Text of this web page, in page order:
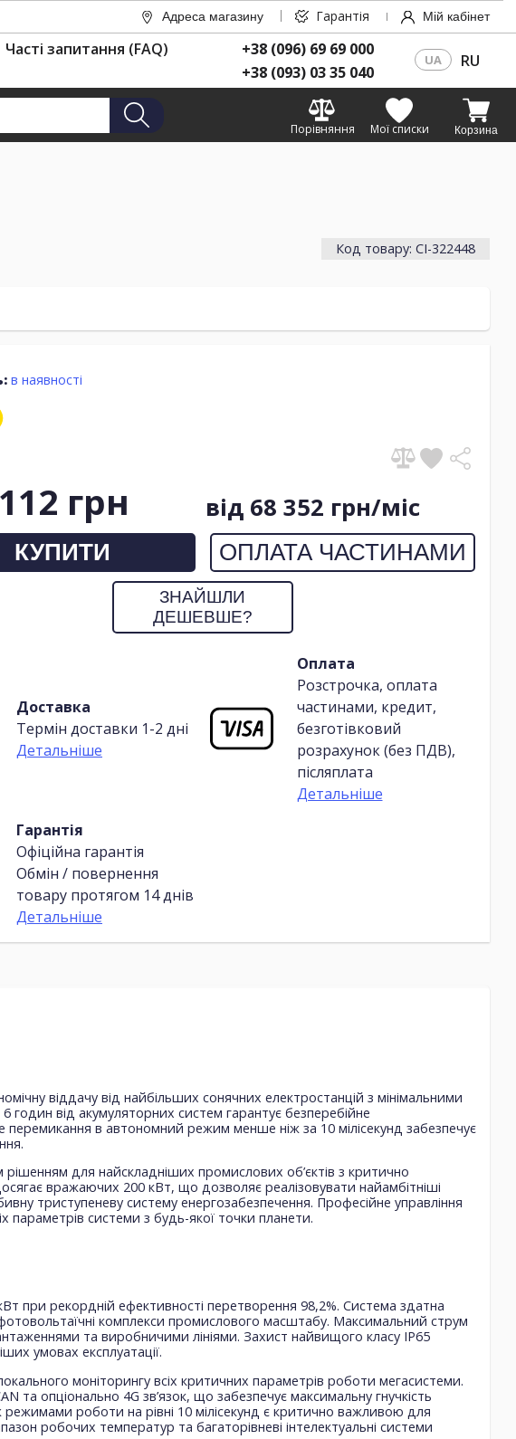
Адреса магазину Гарантія Мій кабінет
Часті запитання (FAQ)
+38 (096) 69 69 000
+38 (093) 03 35 040
UA RU
Порівняння
Мої списки Корзина
Код товару: CI-322448
в наявності
грн від 68 352 грн/міс
КУПИТИ ОПЛАТА ЧАСТИНАМИ
ЗНАЙШЛИ
ДЕШЕВШЕ?
Доставка
Термін доставки 1-2 дні
Детальніше
Оплата
Розстрочка, оплата
частинами, кредит,
безготівковий
розрахунок (без ПДВ),
післяплата
Детальніше
Гарантія
Офіційна гарантія
Обмін / повернення
товару протягом 14 днів
Детальніше
віддачу від найбільших сонячних електростанцій з мінімальними
годин від акумуляторних систем гарантує безперебійне
в автономний режим менше ніж за 10 мілісекунд забезпечує
для найскладніших промислових об’єктів з критично
вражаючих 200 кВт, що дозволяє реалізовувати найамбітніші
триступеневу систему енергозабезпечення. Професійне управління
параметрів системи з будь-якої точки планети.
при рекордній ефективності перетворення 98,2%. Система здатна
комплекси промислового масштабу. Максимальний струм
та виробничими лініями. Захист найвищого класу IP65
умовах експлуатації.
моніторингу всіх критичних параметрів роботи мегасистеми.
опціонально 4G зв’язок, що забезпечує максимальну гнучкість
режимами роботи на рівні 10 мілісекунд є критично важливою для
робочих температур та багаторівневі інтелектуальні системи